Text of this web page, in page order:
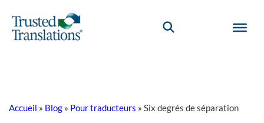
Accueil » Blog » Pour traducteurs » Six degrés de séparation